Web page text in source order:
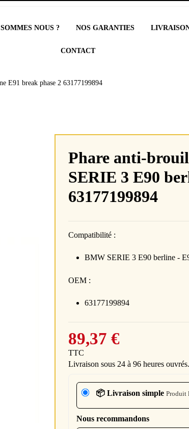
NOUS ? NOS GARANTIES
CONTACT
E91 break phase 2 63177199894
Phare anti-
SERIE 3 E90
63177199894
Compatibilité :
BMW SERIE 3 E90 berline -
OEM :
63177199894
89,37 €
TTC
Livraison sous 24 à 96 heures ouvrés.
📦 Livraison simple Produit
Nous recommandons